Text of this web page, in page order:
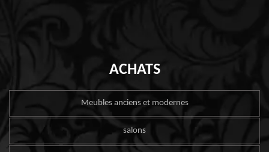
ACHATS
Meubles anciens et modernes
salons